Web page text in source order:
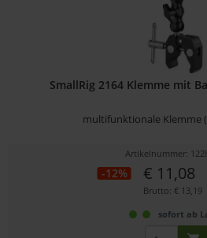
SmallRig 2164 Klemme mit
multifunktionale Klemme
Artikelnummer:
-12% € 11,08
Brutto: € 13,19
sofort ab